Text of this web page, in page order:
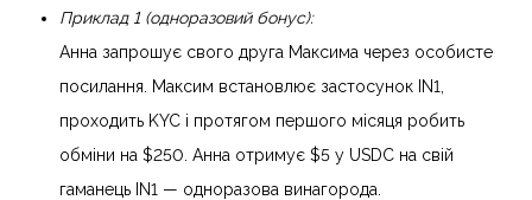
Приклад 1 (одноразовий бонус):
Анна запрошує свого друга Максима через особисте
посилання. Максим встановлює застосунок IN1,
проходить KYC і протягом першого місяця робить
обміни на $250. Анна отримує $5 у USDC на свій
гаманець IN1 — одноразова винагорода.